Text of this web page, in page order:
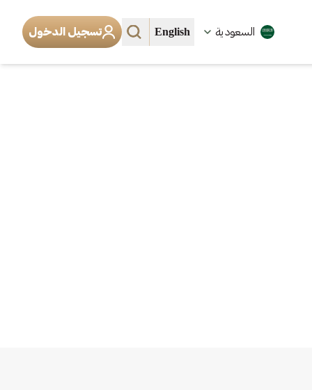
السعودية English تسجيل الدخول